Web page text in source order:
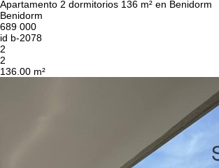
Apartamento 2 dormitorios 136 m² en Benidorm
Benidorm
689 000
id b-2078
2
2
136.00 m²